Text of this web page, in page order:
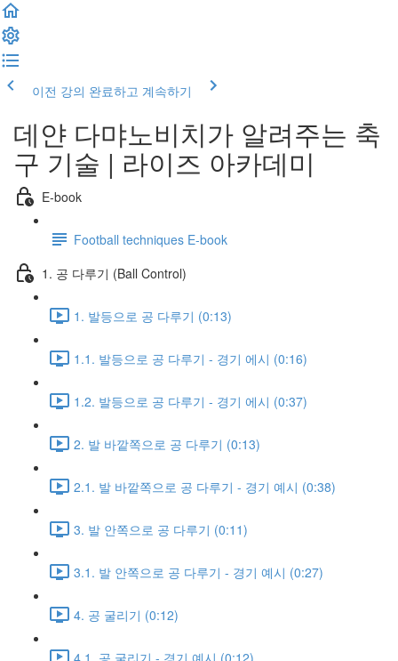
이전 강의 완료하고 계속하기
데얀 다먀노비치가 알려주는 축
구 기술 | 라이즈 아카데미
E-book
Football techniques E-book
1. 공 다루기 (Ball Control)
1. 발등으로 공 다루기 (0:13)
1.1. 발등으로 공 다루기 - 경기 에시 (0:16)
1.2. 발등으로 공 다루기 - 경기 에시 (0:37)
2. 발 바깥쪽으로 공 다루기 (0:13)
2.1. 발 바깥쪽으로 공 다루기 - 경기 예시 (0:38)
3. 발 안쪽으로 공 다루기 (0:11)
3.1. 발 안쪽으로 공 다루기 - 경기 예시 (0:27)
4. 공 굴리기 (0:12)
4.1. 공 굴리기 - 경기 예시 (0:12)